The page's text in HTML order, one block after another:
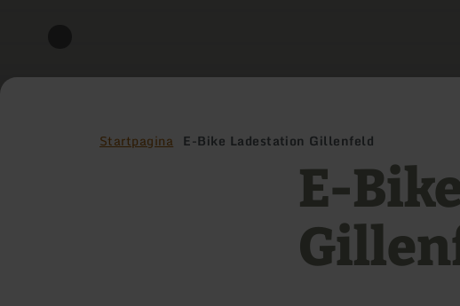
Startpagina E-Bike Ladestation Gillenfeld
E-